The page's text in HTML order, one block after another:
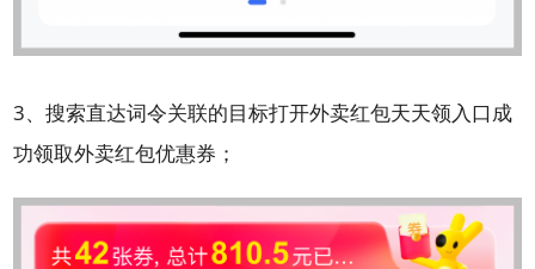
3、搜索直达词令关联的目标打开外卖红包天天领入口成
功领取外卖红包优惠券；